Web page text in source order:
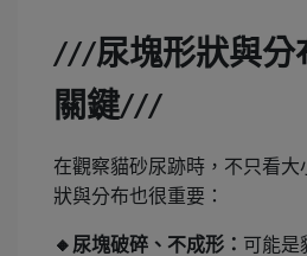
///尿塊形狀與分
關鍵///
在觀察貓砂尿跡時，不只看大
狀與分布也很重要：
🔸 尿塊破碎、不成形： 可能是